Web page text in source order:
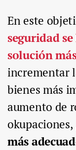
En este
seguridad
solución
incrementar
bienes más
aumento de
okupaciones,
más